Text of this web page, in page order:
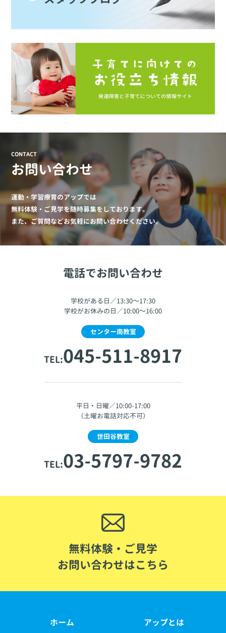
CONTACT
お問い合わせ
運動・学習療育のアップでは
無料体験・ご見学を随時募集をしております。
また、ご質問などお気軽にお問い合わせください。
電話でお問い合わせ
学校がある日／13:30～17:30
学校がお休みの日／10:00～16:00
センター南教室
TEL:045-511-8917
平日・日曜／10:00-17:00
（土曜お電話対応不可）
世田谷教室
TEL:03-5797-9782
無料体験・ご見学
お問い合わせはこちら
ホーム アップとは